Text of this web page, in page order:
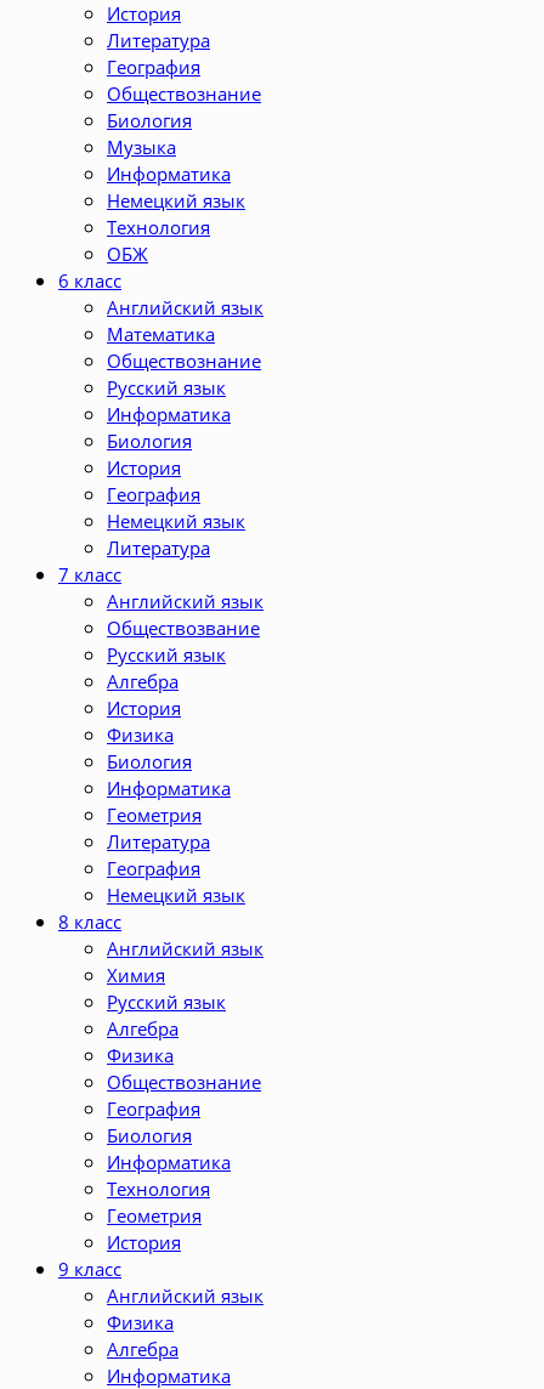
История
Литература
География
Обществознание
Биология
Музыка
Информатика
Немецкий язык
Технология
ОБЖ
6 класс
Английский язык
Математика
Обществознание
Русский язык
Информатика
Биология
История
География
Немецкий язык
Литература
7 класс
Английский язык
Обществозвание
Русский язык
Алгебра
История
Физика
Биология
Информатика
Геометрия
Литература
География
Немецкий язык
8 класс
Английский язык
Химия
Русский язык
Алгебра
Физика
Обществознание
География
Биология
Информатика
Технология
Геометрия
История
9 класс
Английский язык
Физика
Алгебра
Информатика